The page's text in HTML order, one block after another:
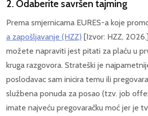
2. Odaberite savršen tajming
Prema smjernicama EURES-a koje
a zapošljavanje (HZZ) [Izvor: HZZ,
možete napraviti jest pitati za plaću u
kruga razgovora. Strateški je
poslodavac sam inicira temu ili
službena ponuda za posao (tzv. job
imate najveću pregovaračku moć jer je